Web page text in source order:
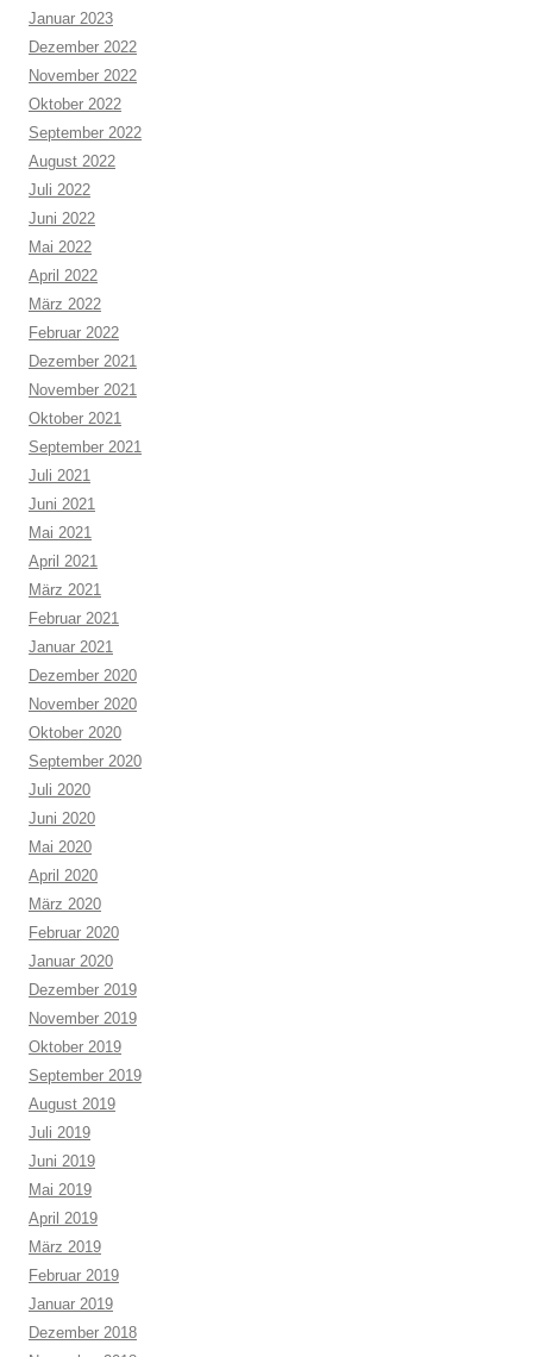
Januar 2023
Dezember 2022
November 2022
Oktober 2022
September 2022
August 2022
Juli 2022
Juni 2022
Mai 2022
April 2022
März 2022
Februar 2022
Dezember 2021
November 2021
Oktober 2021
September 2021
Juli 2021
Juni 2021
Mai 2021
April 2021
März 2021
Februar 2021
Januar 2021
Dezember 2020
November 2020
Oktober 2020
September 2020
Juli 2020
Juni 2020
Mai 2020
April 2020
März 2020
Februar 2020
Januar 2020
Dezember 2019
November 2019
Oktober 2019
September 2019
August 2019
Juli 2019
Juni 2019
Mai 2019
April 2019
März 2019
Februar 2019
Januar 2019
Dezember 2018